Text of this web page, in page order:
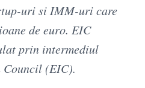
uri si IMM-uri care
de euro. EIC
prin intermediul
Council (EIC).